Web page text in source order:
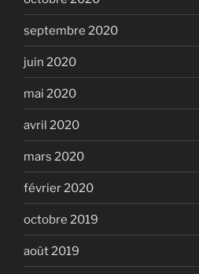
septembre 2020
juin 2020
mai 2020
avril 2020
mars 2020
février 2020
octobre 2019
août 2019